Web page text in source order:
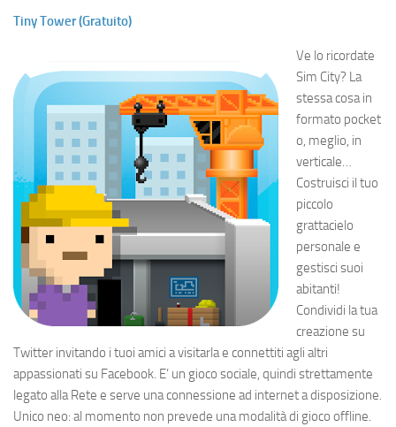
Tiny Tower (Gratuito)
Ve lo ricordate
Sim City? La
stessa cosa in
formato pocket
o, meglio, in
verticale…
Costruisci il tuo
piccolo
grattacielo
personale e
gestisci suoi
abitanti!
Condividi la tua
creazione su
Twitter invitando i tuoi amici a visitarla e connettiti agli altri
appassionati su Facebook. E’ un gioco sociale, quindi strettamente
legato alla Rete e serve una connessione ad internet a disposizione.
Unico neo: al momento non prevede una modalità di gioco offline.